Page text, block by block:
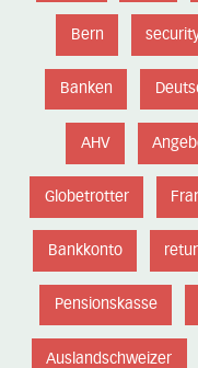
Bern
Banken
AHV
Globetrotter
Bankkonto
Pensionskasse
Auslandschweizer